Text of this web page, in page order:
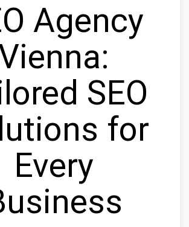
Agency
SEO
for
Every